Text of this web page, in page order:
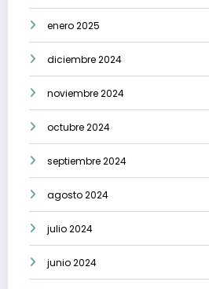
enero 2025
diciembre 2024
noviembre 2024
octubre 2024
septiembre 2024
agosto 2024
julio 2024
junio 2024